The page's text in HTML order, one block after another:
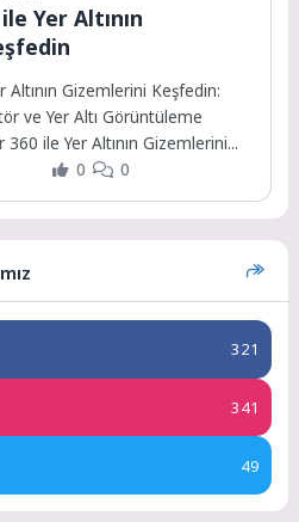
Yer Altının
Gizemlerini Keşfedin:
ve Yer Altı Görüntüleme
ile Yer Altının Gizemlerini...
0 0
321
341
49